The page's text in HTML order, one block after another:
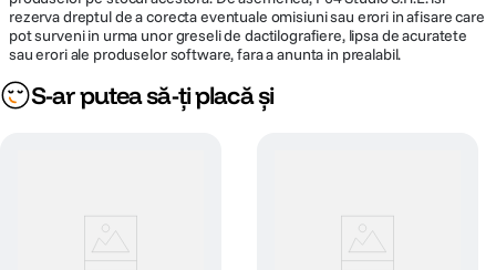
rezerva dreptul de a corecta eventuale omisiuni sau erori in afisare care
pot surveni in urma unor greseli de dactilografiere, lipsa de acuratete
sau erori ale produselor software, fara a anunta in prealabil.
S-ar putea să-ți placă și